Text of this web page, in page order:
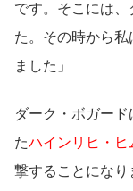
です。そこには
た。その時から
ました」
ダーク・ボガー
たハインリヒ・ヒ
撃することにな